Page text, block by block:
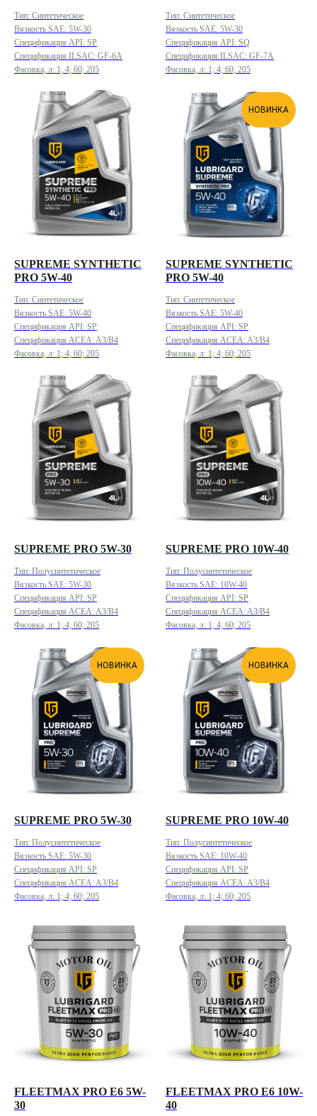
Тип: Синтетическое
Вязкость SAE: 5W-30
Спецификация API: SP
Спецификация ILSAC: GF-6A
Фасовка, л: 1; 4; 60; 205
Тип: Синтетическое
Вязкость SAE: 5W-30
Спецификация API: SQ
Спецификация ILSAC: GF-7A
Фасовка, л: 1; 4; 60; 205
SUPREME SYNTHETIC
PRO 5W-40
Тип: Синтетическое
Вязкость SAE: 5W-40
Спецификация API: SP
Спецификация ACEA: A3/B4
Фасовка, л: 1; 4; 60; 205
НОВИНКА
SUPREME SYNTHETIC
PRO 5W-40
Тип: Синтетическое
Вязкость SAE: 5W-40
Спецификация API: SP
Спецификация ACEA: A3/B4
Фасовка, л: 1; 4; 60; 205
SUPREME PRO 5W-30
Тип: Полусинтетическое
Вязкость SAE: 5W-30
Спецификация API: SP
Спецификация ACEA: A3/B4
Фасовка, л: 1; 4; 60; 205
SUPREME PRO 10W-40
Тип: Полусинтетическое
Вязкость SAE: 10W-40
Спецификация API: SP
Спецификация ACEA: A3/B4
Фасовка, л: 1; 4; 60; 205
НОВИНКА
SUPREME PRO 5W-30
Тип: Полусинтетическое
Вязкость SAE: 5W-30
Спецификация API: SP
Спецификация ACEA: A3/B4
Фасовка, л: 1; 4; 60; 205
НОВИНКА
SUPREME PRO 10W-40
Тип: Полусинтетическое
Вязкость SAE: 10W-40
Спецификация API: SP
Спецификация ACEA: A3/B4
Фасовка, л: 1; 4; 60; 205
FLEETMAX PRO E6 5W-
30
FLEETMAX PRO E6 10W-
40